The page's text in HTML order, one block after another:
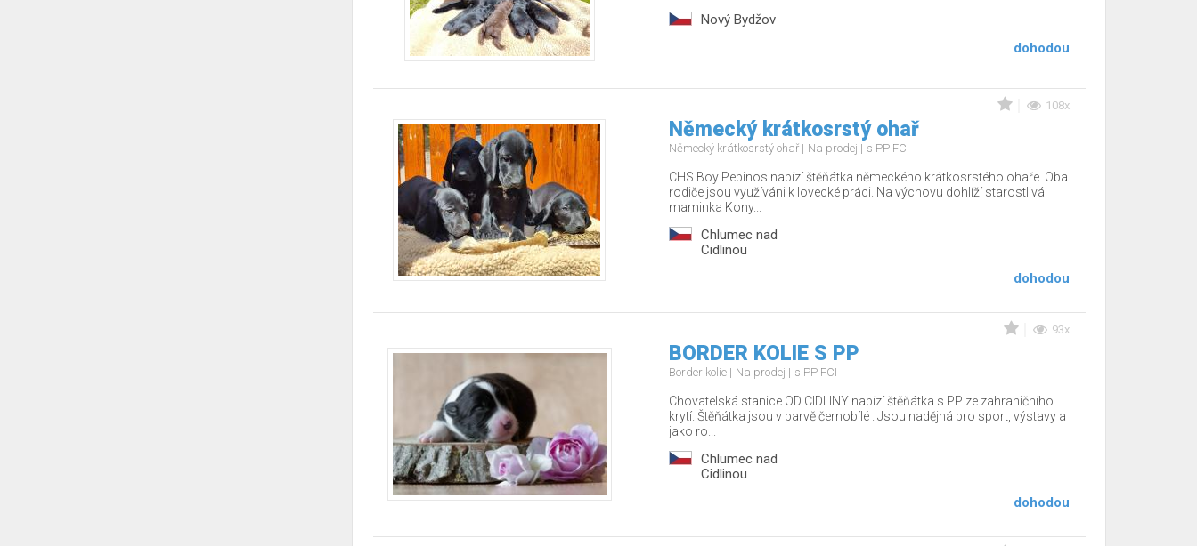
Nový Bydžov
dohodou
108x
Německý krátkosrstý ohař
Německý krátkosrstý ohař Na prodej s PP FCI
CHS Boy Pepinos nabízí štěňátka německého krátkosrstého ohaře. Oba
rodiče jsou využíváni k lovecké práci. Na výchovu dohlíží starostlivá
maminka Kony...
Chlumec nad
Cidlinou
dohodou
93x
BORDER KOLIE S PP
Border kolie Na prodej s PP FCI
Chovatelská stanice OD CIDLINY nabízí štěňátka s PP ze zahraničního
krytí. Štěňátka jsou v barvě černobílé . Jsou nadějná pro sport, výstavy a
jako ro...
Chlumec nad
Cidlinou
dohodou